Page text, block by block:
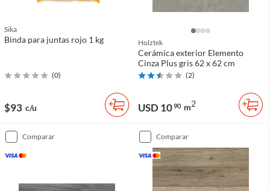
Sika
Binda para juntas rojo 1 kg
(0)
$93 c/u
Holztek
Cerámica exterior Elemento
Cinza Plus gris 62 x 62 cm
(2)
USD 1090 m2
comparar comparar